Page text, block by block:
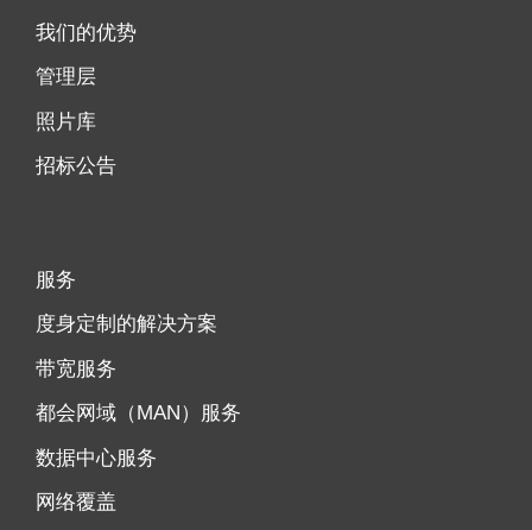
我们的优势
管理层
照片库
招标公告
服务
度身定制的解决方案
带宽服务
都会网域（MAN）服务
数据中心服务
网络覆盖